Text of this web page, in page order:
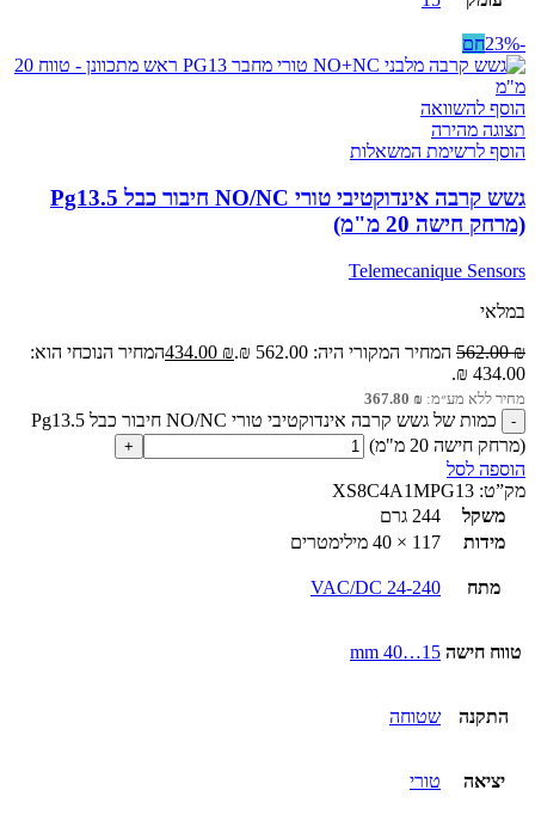
-23% חם
הוסף להשוואה
תצוגה מהירה
הוסף לרשימת המשאלות
גשש קרבה אינדוקטיבי טורי NO/NC חיבור כבל Pg13.5
(מרחק חישה 20 מ"מ)
Telemecanique Sensors
במלאי
562.00₪ המחיר המקורי היה: 562.00 ₪. 434.00 ₪
המחיר הנוכחי הוא:
434.00 ₪.
מחיר ללא מע״מ: 367.80 ₪
כמות של גשש קרבה אינדוקטיבי טורי NO/NC חיבור כבל Pg13.5
(מרחק חישה 20 מ"מ)
הוספה לסל
מק”ט: XS8C4A1MPG13
משקל
244 גרם
מידות
117 × 40 מילימטרים
מתח 24-240 VAC/DC
טווח חישה 15…40 mm
התקנה שטוחה
יציאה טורי